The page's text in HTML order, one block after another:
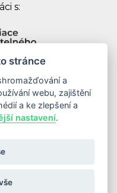
newsletter
s:
Group s.r.o.
49
7
stránce
a
webu, zajištění
a ke zlepšení a
nastavení.